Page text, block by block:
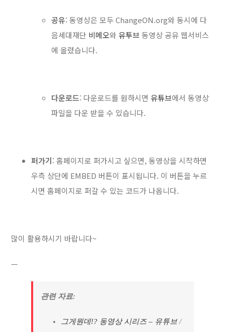
공유: 동영상은 모두 ChangeON.org와 동시에 다
음세대재단 비메오와유투브 동영상 공유 웹서비스
에 올렸습니다.
다운로드: 다운로드를 원하시면유튜브에서 동영상
파일을 다운 받을 수 있습니다.
퍼가기: 홈페이지로 퍼가시고 싶으면, 동영상을 시작하면
우측 상단에 EMBED 버튼이 표시됩니다. 이 버튼을 누르
시면 홈페이지로 퍼갈 수 있는 코드가 나옵니다.
많이 활용하시기 바랍니다~
—
관련 자료:
그게뭔데!? 동영상 시리즈 – 유튜브 /